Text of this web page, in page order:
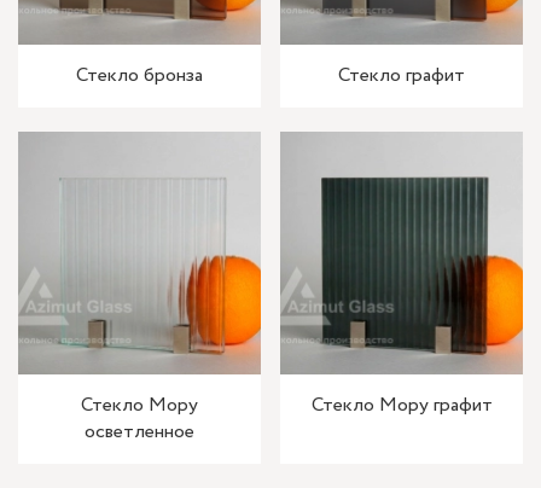
Стекло бронза Стекло графит
Стекло Мору
осветленное
Стекло Мору графит